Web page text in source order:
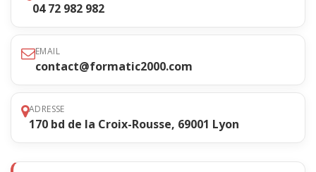
04 72 982 982
EMAIL
contact@formatic2000.com
ADRESSE
170 bd de la Croix-Rousse, 69001 Lyon